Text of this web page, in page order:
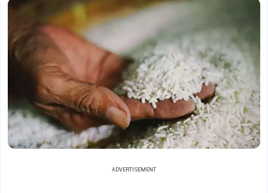
ADVERTISEMENT